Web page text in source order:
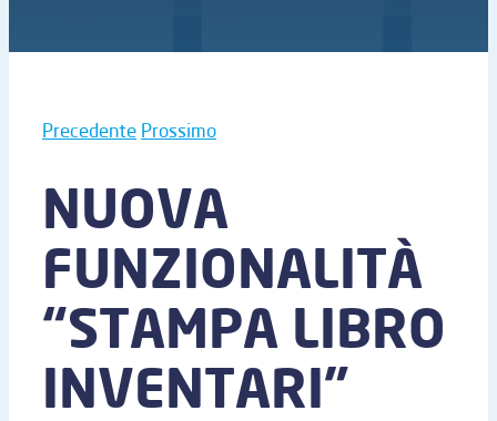
Precedente Prossimo
NUOVA
FUNZIONALITÀ
“STAMPA LIBRO
INVENTARI”